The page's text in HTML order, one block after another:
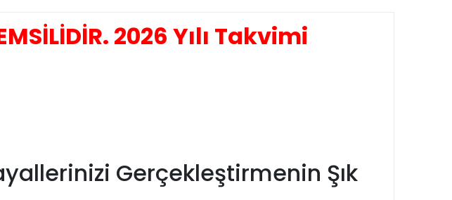
2026 Yılı Takvimi
Gerçekleştirmenin Şık